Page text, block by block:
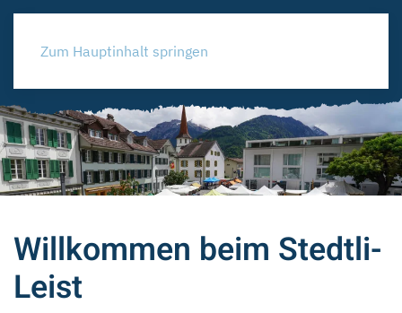
Zum Hauptinhalt springen
Willkommen beim Stedtli-
Leist